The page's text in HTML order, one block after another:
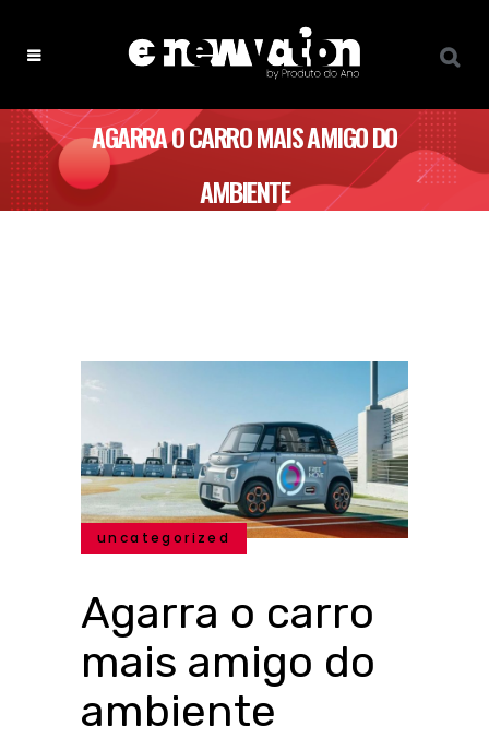
AGARRA O CARRO MAIS AMIGO DO
AMBIENTE
uncategorized
Agarra o carro
mais amigo do
ambiente